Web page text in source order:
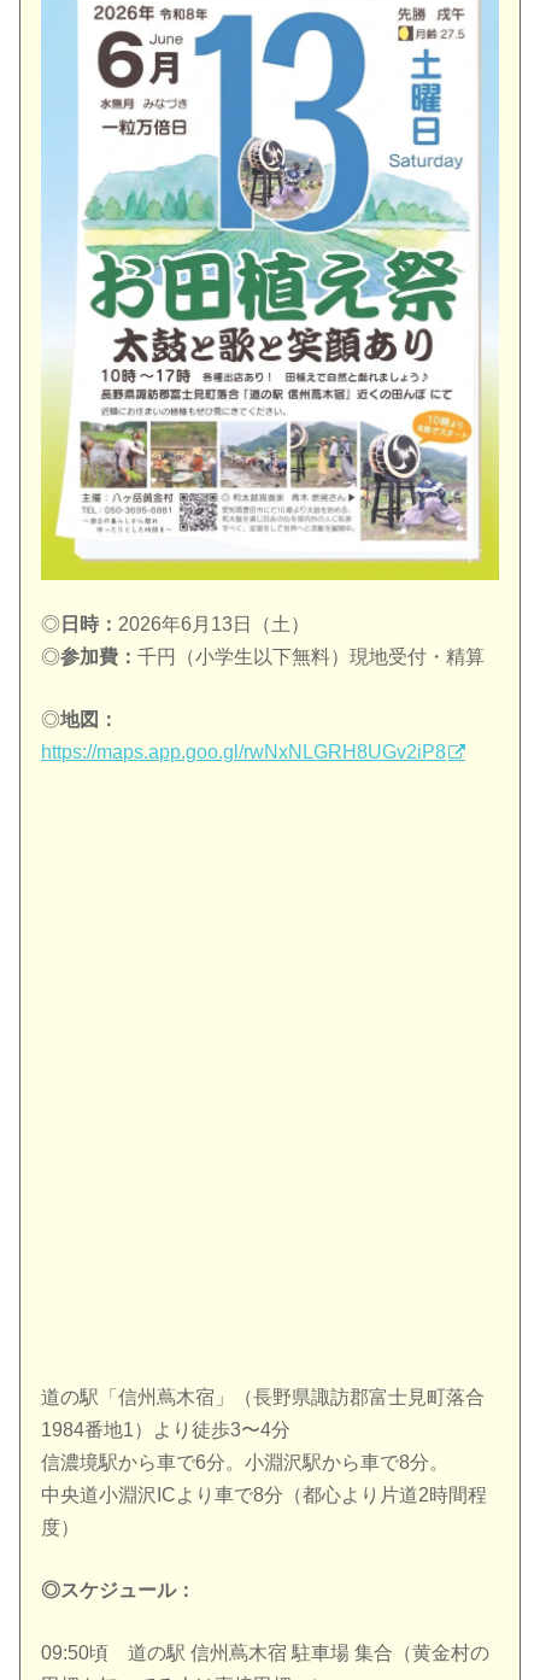
◎ 日時： 2026年6月13日（土）
◎参加費：千円（小学生以下無料）現地受付・精算
◎地図：
https://maps.app.goo.gl/rwNxNLGRH8UGv2iP8
道の駅「信州蔦木宿」（長野県諏訪郡富士見町落合
1984番地1）より徒歩3〜4分
信濃境駅から車で6分。小淵沢駅から車で8分。
中央道小淵沢ICより車で8分（都心より片道2時間程
度）
◎スケジュール：
09:50頃 道の駅 信州蔦木宿 駐車場 集合（黄金村の